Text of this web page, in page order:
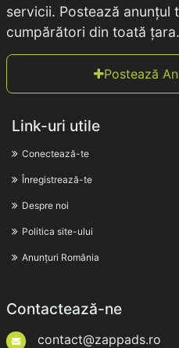
servicii. Postează anunțul
cumpărători din toată țara.
Postează
Link-uri utile
Conectează-te
Înregistrează-te
Despre noi
Politica site-ului
Anunțuri România
Contactează-ne
contact@zappads.ro